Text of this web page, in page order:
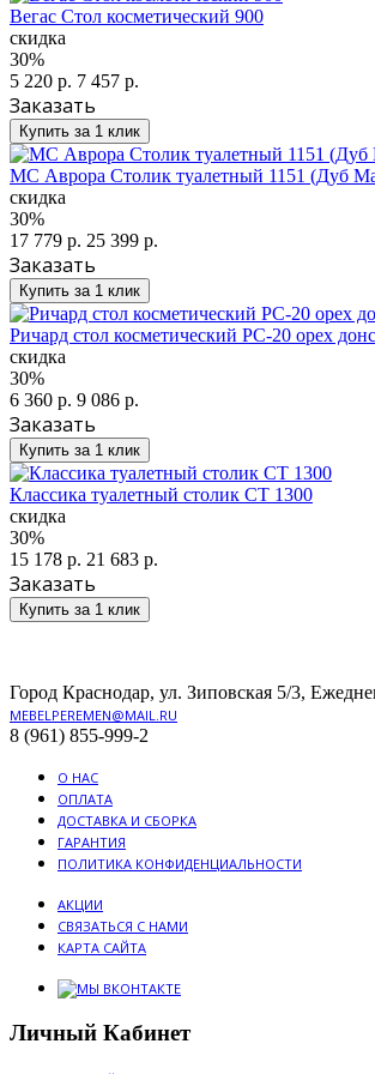
Вегас Стол косметический 900
скидка
30%
5 220 р. 7 457 р.
Заказать
Купить за 1 клик
МС Аврора Столик туалетный 1151 (Дуб
скидка
30%
17 779 р. 25 399 р.
Заказать
Купить за 1 клик
Ричард стол косметический РС-20 орех
скидка
30%
6 360 р. 9 086 р.
Заказать
Купить за 1 клик
Классика туалетный столик СТ 1300
скидка
30%
15 178 р. 21 683 р.
Заказать
Купить за 1 клик
Город Краснодар, ул. Зиповская 5/3,
MEBELPEREMEN@MAIL.RU
8 (961) 855-999-2
О НАС
ОПЛАТА
ДОСТАВКА И СБОРКА
ГАРАНТИЯ
ПОЛИТИКА КОНФИДЕНЦИАЛЬНОСТИ
АКЦИИ
СВЯЗАТЬСЯ С НАМИ
КАРТА САЙТА
Личный Кабинет